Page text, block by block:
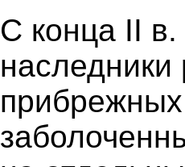
С конца II